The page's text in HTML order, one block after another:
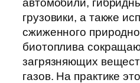
автомобили,
грузовики, а также
сжиженного
биотоплива
загрязняющих
газов. На практике